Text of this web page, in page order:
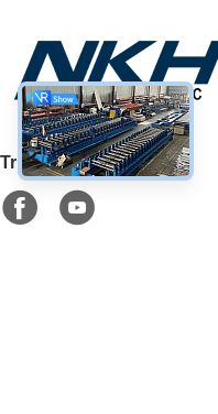
Truyền thông xã hội